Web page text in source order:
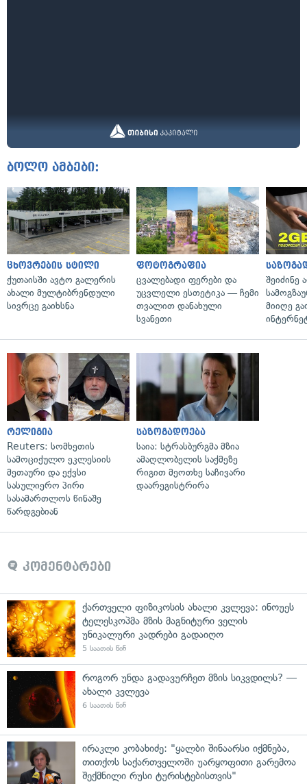
ბოლო ამბები:
ცხოვრების სტილი
ქუთაისში ავტო გალერის
ახალი მულტიბრენდული
სივრცე გაიხსნა
ფოტოგრაფია
ცვალებადი ფერები და
უცვლელი ესთეტიკა — ჩემი
თვალით დანახული
სვანეთი
შეიძინე
მიიღე
რელიგია
Reuters: სომხეთის
სამოციქულო ეკლესიის
მეთაური და ექვსი
სასულიერო პირი
სასამართლოს წინაშე
წარდგებიან
საზოგადოება
საია: სტრასბურგმა მზია
ამაღლობელის საქმეზე
რიგით მეოთხე საჩივარი
დაარეგისტრირა
კომენტარები
ქართველი ფიზიკოსის ახალი კვლევა: ინოუეს
ტელესკოპმა მზის მაგნიტური ველის
უნიკალური კადრები გადაიღო
5 საათის წინ
როგორ უნდა გადავურჩეთ მზის სიკვდილს? —
ახალი კვლევა
6 საათის წინ
ირაკლი კობახიძე: "ყალბი შინაარსი იქმნება,
თითქოს საქართველოში უარყოფითი გარემოა
შექმნილი რუსი ტურისტებისთვის"